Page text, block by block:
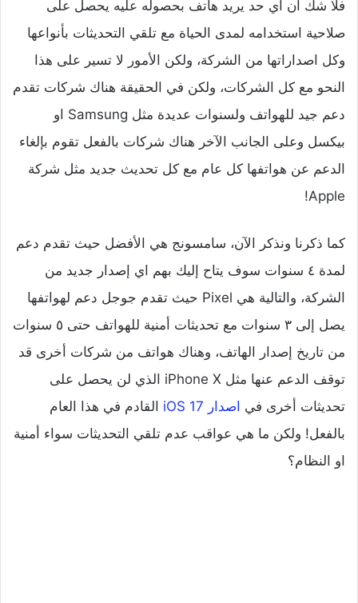
فلا شك أن أي حد يريد هاتف بحصوله عليه يحصل على
صلاحية استخدامه لمدى الحياة مع تلقي التحديثات بأنواعها
وكل اصداراتها من الشركة، ولكن الأمور لا تسير على هذا
النحو مع كل الشركات، ولكن في الحقيقة هناك شركات تقدم
دعم جيد للهواتف ولسنوات عديدة مثل Samsung او
بيكسل وعلى الجانب الآخر هناك شركات بالفعل تقوم بإلغاء
الدعم عن هواتفها كل عام مع كل تحديث جديد مثل شركة
Apple!
كما ذكرنا ونذكر الآن، سامسونج هي الأفضل حيث تقدم دعم
لمدة ٤ سنوات سوف يتاح إليك بهم اي إصدار جديد من
الشركة، والتالية هي Pixel حيث تقدم جوجل دعم لهواتفها
يصل إلى ٣ سنوات مع تحديثات أمنية للهواتف حتى ٥ سنوات
من تاريخ إصدار الهاتف، وهناك هواتف من شركات أخرى قد
توقف الدعم عنها مثل iPhone X الذي لن يحصل على
تحديثات أخرى في اصدار iOS 17
القادم في هذا العام
بالفعل! ولكن ما هي عواقب عدم تلقي التحديثات سواء أمنية
او النظام؟